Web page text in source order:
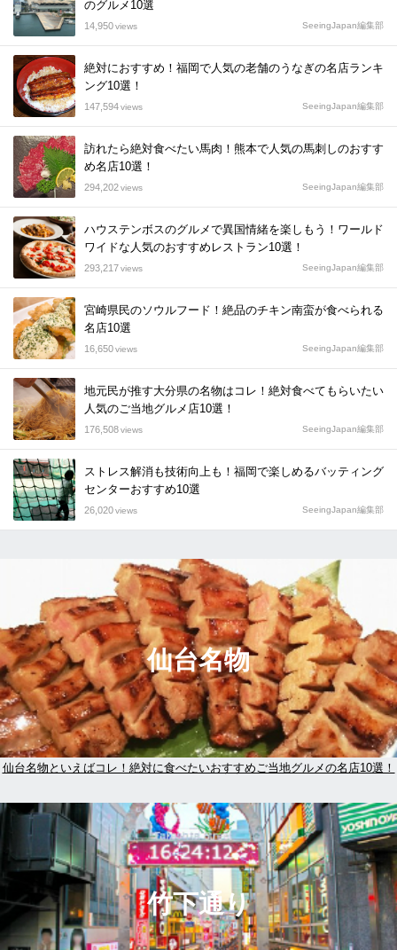
のグルメ10選
14,950views SeeingJapan編集部
絶対におすすめ！福岡で人気の老舗のうなぎの名店ランキ
ング10選！
147,594views SeeingJapan編集部
訪れたら絶対食べたい馬肉！熊本で人気の馬刺しのおすす
め名店10選！
294,202views SeeingJapan編集部
ハウステンボスのグルメで異国情緒を楽しもう！ワールド
ワイドな人気のおすすめレストラン10選！
293,217views SeeingJapan編集部
宮崎県民のソウルフード！絶品のチキン南蛮が食べられる
名店10選
16,650views SeeingJapan編集部
地元民が推す大分県の名物はコレ！絶対食べてもらいたい
人気のご当地グルメ店10選！
176,508views SeeingJapan編集部
ストレス解消も技術向上も！福岡で楽しめるバッティング
センターおすすめ10選
26,020views SeeingJapan編集部
仙台名物
仙台名物といえばコレ！絶対に食べたいおすすめご当地グルメの名店10選！
竹下通り